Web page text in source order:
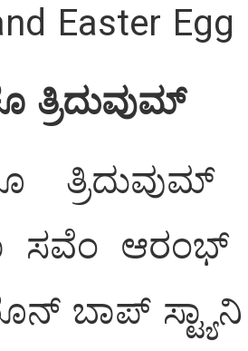
Easter
ತ್ರಿದುವುಮ್
ತ್ರಿದುವುಮ್
ಸವೆಂ ಆರಂಭ್
ಬಾಪ್